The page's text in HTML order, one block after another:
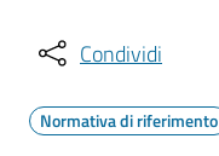
Condividi
Normativa di riferimento